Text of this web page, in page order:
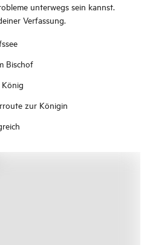
unterwegs sein kannst.
Verfassung.
Bischof
zur Königin